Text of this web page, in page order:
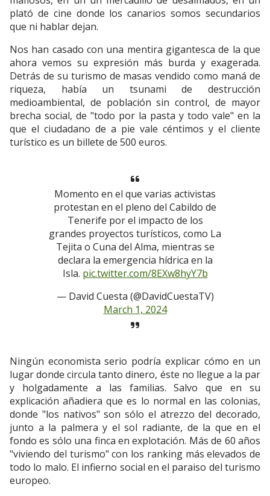
plató de cine donde los canarios somos secundarios
que ni hablar dejan.
Nos han casado con una mentira gigantesca de la que
ahora vemos su expresión más burda y exagerada.
Detrás de su turismo de masas vendido como maná de
riqueza, había un tsunami de destrucción
medioambiental, de población sin control, de mayor
brecha social, de "todo por la pasta y todo vale" en la
que el ciudadano de a pie vale céntimos y el cliente
turístico es un billete de 500 euros.
Momento en el que varias activistas
protestan en el pleno del Cabildo de
Tenerife por el impacto de los
grandes proyectos turísticos, como La
Tejita o Cuna del Alma, mientras se
declara la emergencia hídrica en la
Isla. pic.twitter.com/8EXw8hyY7b
— David Cuesta (@DavidCuestaTV)
March 1, 2024
Ningún economista serio podría explicar cómo en un
lugar donde circula tanto dinero, éste no llegue a la par
y holgadamente a las familias. Salvo que en su
explicación añadiera que es lo normal en las colonias,
donde "los nativos" son sólo el atrezzo del decorado,
junto a la palmera y el sol radiante, de la que en el
fondo es sólo una finca en explotación. Más de 60 años
"viviendo del turismo" con los ranking más elevados de
todo lo malo. El infierno social en el paraiso del turismo
europeo.